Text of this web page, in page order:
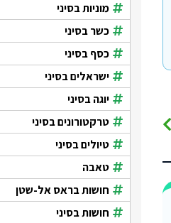
מוניות בסיני
כשר בסיני
כסף בסיני
ישראלים בסיני
יוגה בסיני
טרקטורונים בסיני
טיולים בסיני
טאבה
חושות בראס אל-שטן
חושות בסיני